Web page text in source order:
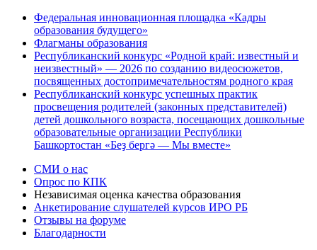
Федеральная инновационная площадка «Кадры
образования будущего»
Флагманы образования
Республиканский конкурс «Родной край: известный и
неизвестный» — 2026 по созданию видеосюжетов,
посвященных достопримечательностям родного края
Республиканский конкурс успешных практик
просвещения родителей (законных представителей)
детей дошкольного возраста, посещающих дошкольные
образовательные организации Республики
Башкортостан «Беҙ бергә — Мы вместе»
СМИ о нас
Опрос по КПК
Независимая оценка качества образования
Анкетирование слушателей курсов ИРО РБ
Отзывы на форуме
Благодарности